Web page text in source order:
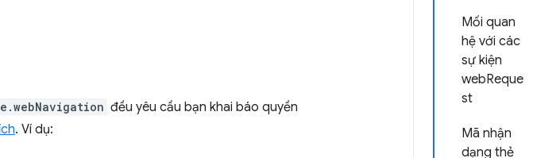
Mối quan
hệ với các
sự kiện
webReque
st
Mã nhận
dạng thẻ
đều yêu cầu bạn khai báo quyền
. Ví dụ: